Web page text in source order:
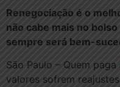
Renegociação é o
não cabe mais no
sempre será bem-
São Paulo – Quem paga
valores sofrem